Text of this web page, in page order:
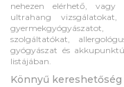
nehezen elérhető, vagy
ultrahang vizsgálatokat,
szolgáltatókat,
gyógyászat és
listájában.
Könnyű